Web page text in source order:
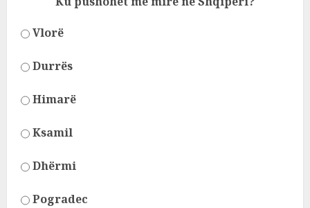
Vlorë
Durrës
Himarë
Ksamil
Dhërmi
Pogradec